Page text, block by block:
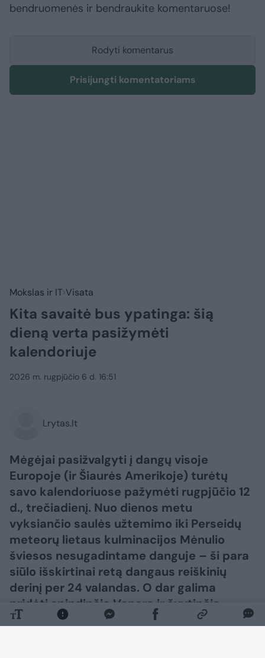
bendruomenės ir bendraukite komentaruose!
Rodyti komentarus
Prisijungti komentatoriams
Mokslas ir IT Visata
Kita savaitė bus ypatinga: šią
dieną verta pasižymėti
kalendoriuje
2026 m. rugpjūčio 6 d. 16:51
Lrytas.lt
Mėgėjai pasižvalgyti į dangų visoje
Europoje (ir Šiaurės Amerikoje) turėtų
savo kalendoriuose pažymėti rugpjūčio 12
d., trečiadienį. Nuo dienos metu
vyksiančio saulės užtemimo iki Perseidų
meteorų lietaus kulminacijos Mėnulio
šviesos nesugadintame danguje – ši para
siūlo išskirtinai retą dangaus reiškinių
derinį per 24 valandas. O dar galima
pridėti spindinčią Venerą ir švytinčią
Paukščių Tako juostą po saulėlydžio – ir